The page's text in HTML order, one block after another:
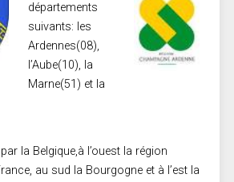
départements
suivants: les
Ardennes(08),
l’Aube(10), la
Marne(51) et la
la Belgique,à l’ouest la région
au sud la Bourgogne et à l’est la